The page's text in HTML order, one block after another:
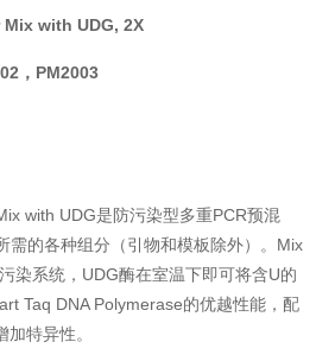
with UDG, 2X
2，PM2003
with UDG是防污染型多重PCR预混
需的各种组分（引物和模板除外）。Mix
染系统，UDG酶在室温下即可将含U的
Taq DNA Polymerase的优越性能，配
特异性。